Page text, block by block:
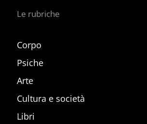
Le rubriche
Corpo
Psiche
Arte
Cultura e società
Libri